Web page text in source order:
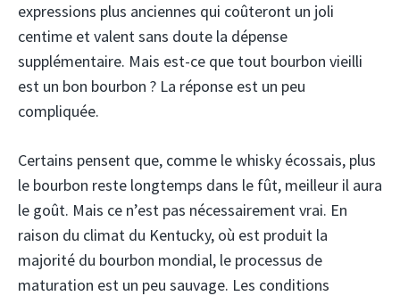
expressions plus anciennes qui coûteront un joli
centime et valent sans doute la dépense
supplémentaire. Mais est-ce que tout bourbon vieilli
est un bon bourbon ? La réponse est un peu
compliquée.
Certains pensent que, comme le whisky écossais, plus
le bourbon reste longtemps dans le fût, meilleur il aura
le goût. Mais ce n’est pas nécessairement vrai. En
raison du climat du Kentucky, où est produit la
majorité du bourbon mondial, le processus de
maturation est un peu sauvage. Les conditions